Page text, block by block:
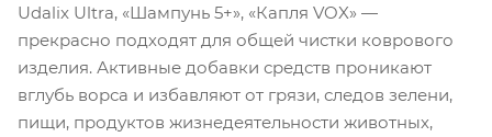
Udalix Ultra, «Шампунь 5+», «Капля VOX» —
прекрасно подходят для общей чистки коврового
изделия. Активные добавки средств проникают
вглубь ворса и избавляют от грязи, следов зелени,
пищи, продуктов жизнедеятельности животных,